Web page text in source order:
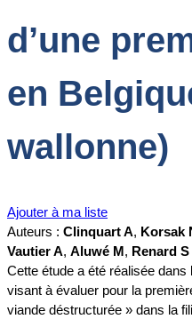
d’une
en
wallonne)
Ajouter à ma liste
Auteurs : Clinquart A, Korsak
Vautier A, Aluwé M, Renard S
Cette étude a été réalisée dans
visant à évaluer pour la
viande déstructurée » dans la